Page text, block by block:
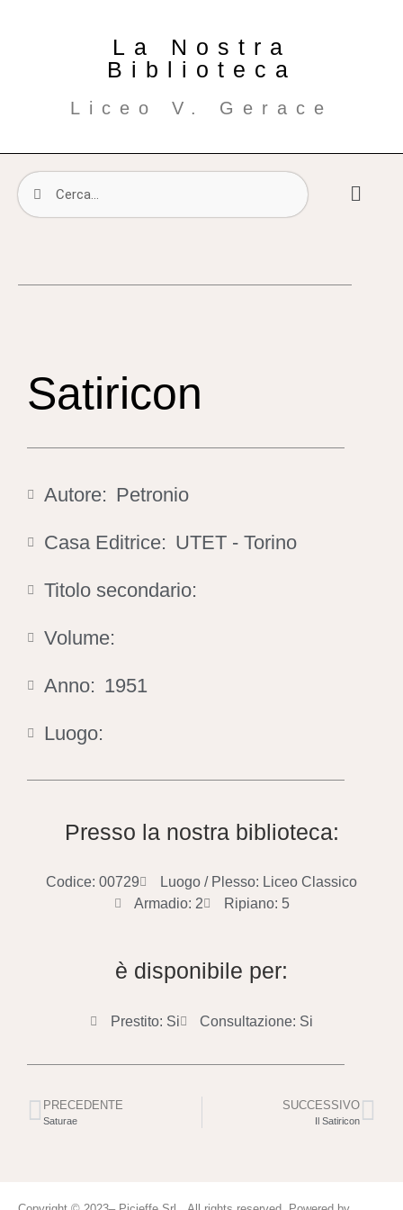
La Nostra
Biblioteca
Liceo V. Gerace
Satiricon
Autore: Petronio
Casa Editrice: UTET - Torino
Titolo secondario:
Volume:
Anno: 1951
Luogo:
Presso la nostra biblioteca:
Codice: 00729
Luogo / Plesso: Liceo Classico
Armadio: 2
Ripiano: 5
è disponibile per:
Prestito: Si Consultazione: Si
PRECEDENTE
Saturae
SUCCESSIVO
Il Satiricon